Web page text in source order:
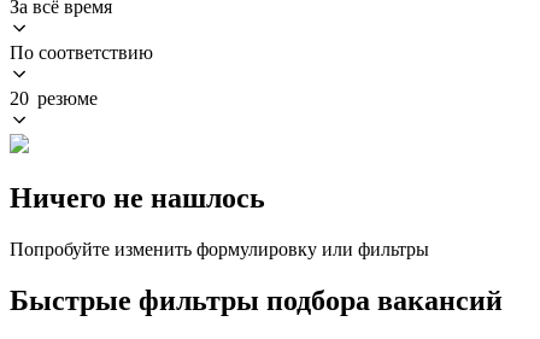
За всё время
По соответствию
20 резюме
Ничего не нашлось
Попробуйте изменить формулировку или фильтры
Быстрые фильтры подбора вакансий